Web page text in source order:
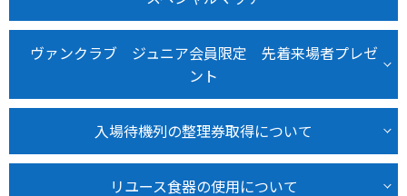
ヴァンクラブ ジュニア会員限定 先着来場者プレゼ
ント
入場待機列の整理券取得について
リユース食器の使用について